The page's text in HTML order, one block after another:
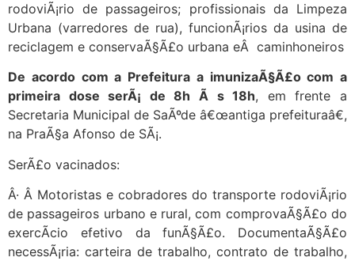
rodoviÃ¡rio de passageiros; profissionais da Limpeza
Urbana (varredores de rua), funcionÃ¡rios da usina de
reciclagem e conservaÃ§Ã£o urbana eÂ caminhoneiros
De acordo com a Prefeitura a imunizaÃ§Ã£o com a
primeira dose serÃ¡ de 8h Ã s 18h, em frente a
Secretaria Municipal de SaÃºde â€œantiga prefeituraâ€,
na PraÃ§a Afonso de SÃ¡.
SerÃ£o vacinados:
Â· Â Motoristas e cobradores do transporte rodoviÃ¡rio
de passageiros urbano e rural, com comprovaÃ§Ã£o do
exercÃ­cio efetivo da funÃ§Ã£o. DocumentaÃ§Ã£o
necessÃ¡ria: carteira de trabalho, contrato de trabalho,